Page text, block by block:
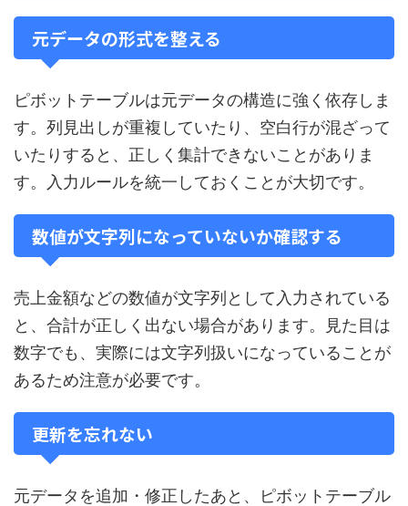
元データの形式を整える
ピボットテーブルは元データの構造に強く依存しま
す。列見出しが重複していたり、空白行が混ざって
いたりすると、正しく集計できないことがありま
す。入力ルールを統一しておくことが大切です。
数値が文字列になっていないか確認する
売上金額などの数値が文字列として入力されている
と、合計が正しく出ない場合があります。見た目は
数字でも、実際には文字列扱いになっていることが
あるため注意が必要です。
更新を忘れない
元データを追加・修正したあと、ピボットテーブル